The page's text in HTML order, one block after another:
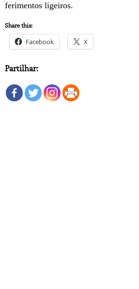
ferimentos ligeiros.
Share this:
Facebook X
Partilhar: